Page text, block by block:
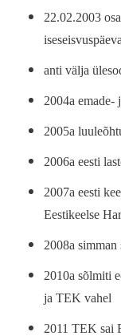
22.02.2003
anti välja
2004a emade-
2005a
2006a eesti
2007a eesti
Eestikeelse
2008a
2010a sõlmiti
ja TEK vahel
2011 TEK sai